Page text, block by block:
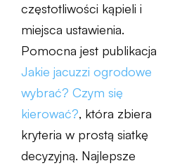
częstotliwości kąpieli i
miejsca ustawienia.
Pomocna jest publikacja
Jakie jacuzzi ogrodowe
wybrać? Czym się
kierować?, która zbiera
kryteria w prostą siatkę
decyzyjną. Najlepsze